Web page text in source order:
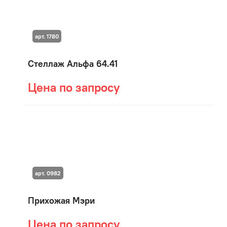
Стеллаж Альфа 64.41
Цена по запросу
арт. 1780
Прихожая Мэри
Цена по запросу
арт. 0982